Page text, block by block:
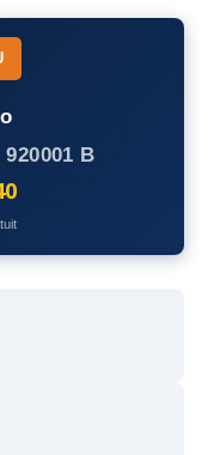
920001 B